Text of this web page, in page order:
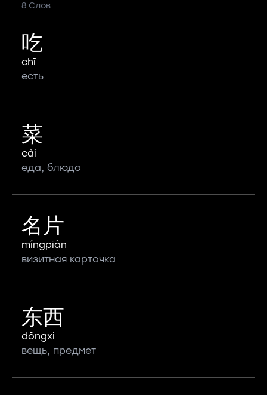
8 Слов
吃
chī
есть
菜
cài
еда, блюдо
名片
míngpiàn
визитная карточка
东西
dōngxi
вещь, предмет